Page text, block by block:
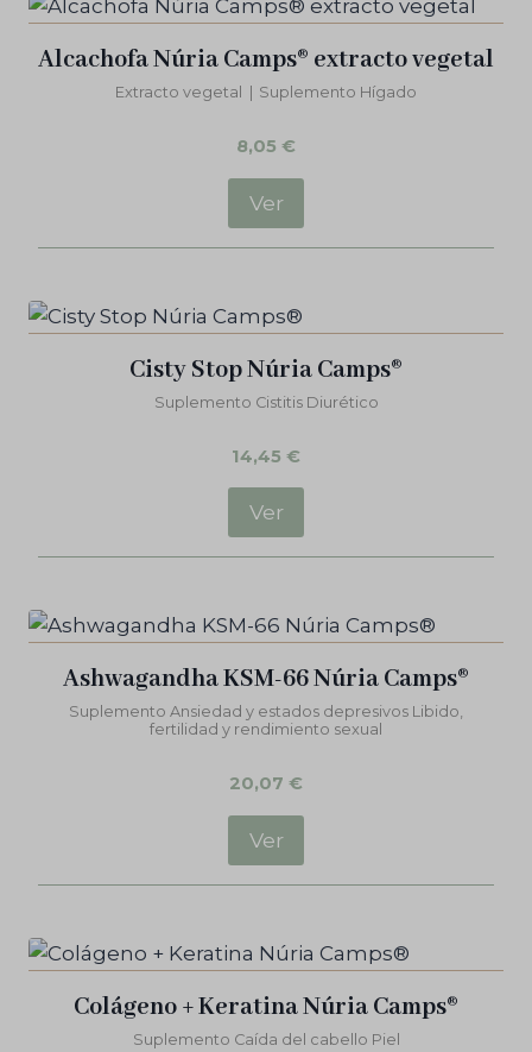
Alcachofa Núria Camps® extracto vegetal
Extracto vegetal Suplemento Hígado
8,05 €
Ver
Cisty Stop Núria Camps®
Suplemento Cistitis Diurético
14,45 €
Ver
Ashwagandha KSM-66 Núria Camps®
Suplemento Ansiedad y estados depresivos Libido,
fertilidad y rendimiento sexual
20,07 €
Ver
Colágeno + Keratina Núria Camps®
Suplemento Caída del cabello Piel